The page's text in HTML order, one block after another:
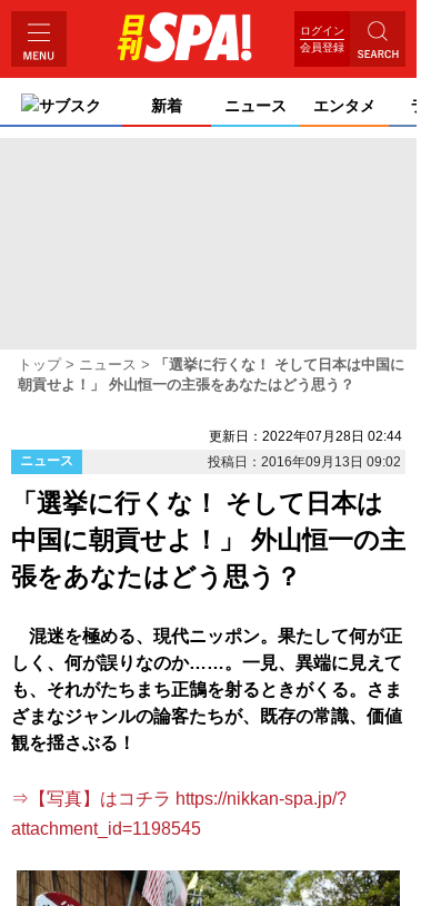
ログイン
会員登録
サブスク 新着 ニュース エンタメ
トップ ニュース
「選挙に行くな！ そして日本は中国に
朝貢せよ！」 外山恒一の主張をあなたはどう思う？
更新日：2022年07月28日 02:44
ニュース
投稿日：2016年09月13日 09:02
「選挙に行くな！ そして日本は
中国に朝貢せよ！」 外山恒一の主
張をあなたはどう思う？
混迷を極める、現代ニッポン。果たして何が正
しく、何が誤りなのか……。一見、異端に見えて
も、それがたちまち正鵠を射るときがくる。さま
ざまなジャンルの論客たちが、既存の常識、価値
観を揺さぶる！
⇒【写真】はコチラ https://nikkan-spa.jp/?
attachment_id=1198545